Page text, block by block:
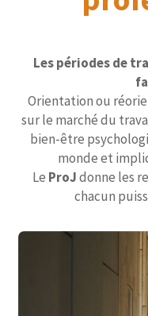
Les périodes de
Orientation ou
sur le marché du
bien-être
monde et
Le ProJdonne les
chacun